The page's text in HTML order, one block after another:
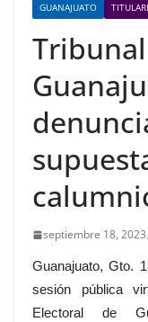
GUANAJUATO
septiembre 18, 2023
Guanajuato, Gto.
sesión pública
Electoral de